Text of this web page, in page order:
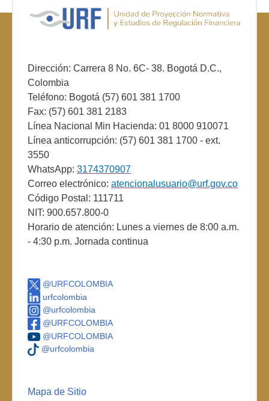
Dirección: Carrera 8 No. 6C- 38. Bogotá D.C.,
Colombia
Teléfono: Bogotá (57) 601 381 1700
Fax: (57) 601 381 2183
Línea Nacional Min Hacienda: 01 8000 910071
Línea anticorrupción: (57) 601 381 1700 - ext.
3550
WhatsApp: 3174370907
Correo electrónico: atencionalusuario@urf.gov.co
Código Postal: 111711
NIT: 900.657.800-0
Horario de atención: Lunes a viernes de 8:00 a.m.
- 4:30 p.m. Jornada continua
@URFCOLOMBIA
urfcolombia
@urfcolombia
@URFCOLOMBIA
@URFCOLOMBIA
@urfcolombia
Mapa de Sitio